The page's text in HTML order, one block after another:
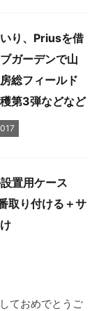
り、Priusを借
ガーデンで山
総フィールド
第3弾などなど
置用ケース
取り付ける＋サ
ておめでとうご